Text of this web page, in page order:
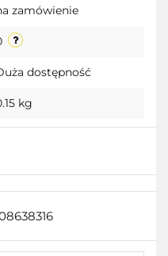
zamówienie
dostępność
kg